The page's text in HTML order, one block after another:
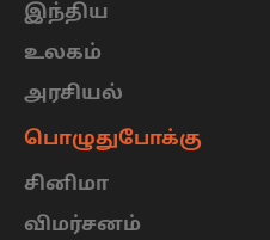
இந்திய
உலகம்
அரசியல்
பொழுதுபோக்கு
சினிமா
விமர்சனம்